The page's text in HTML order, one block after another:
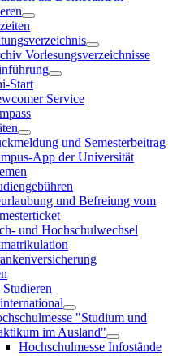
Vorlesungsverzeichnisse
Start
Service
und Semesterbeitrag
App der Universität
und Befreiung vom
und Hochschulwechsel
"Studium und
im Ausland"
Hochschulmesse Infostände